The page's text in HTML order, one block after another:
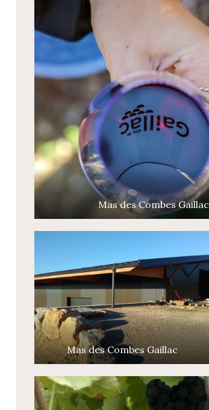
Mas des Combes Gaillac
Mas des Combes Gaillac